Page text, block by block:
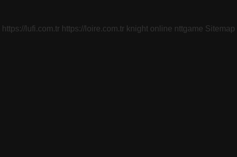
https://lufi.com.tr https://loire.com.tr knight online nttgame Sitemap